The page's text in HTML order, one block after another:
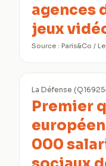
agences
jeux
Source : Paris&Co /
La Défense
Premier
000